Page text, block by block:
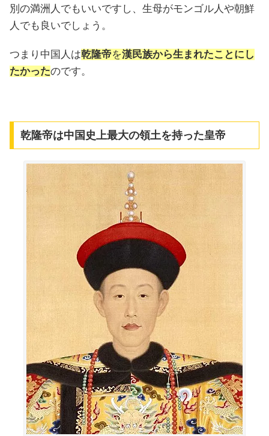
別の満洲人でもいいですし、生母がモンゴル人や朝鮮
人でも良いでしょう。
つまり中国人は乾隆帝を漢民族から生まれたことにし
たかったのです。
乾隆帝は中国史上最大の領土を持った皇帝